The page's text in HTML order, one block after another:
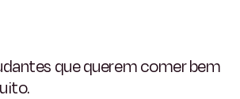
que querem comer bem